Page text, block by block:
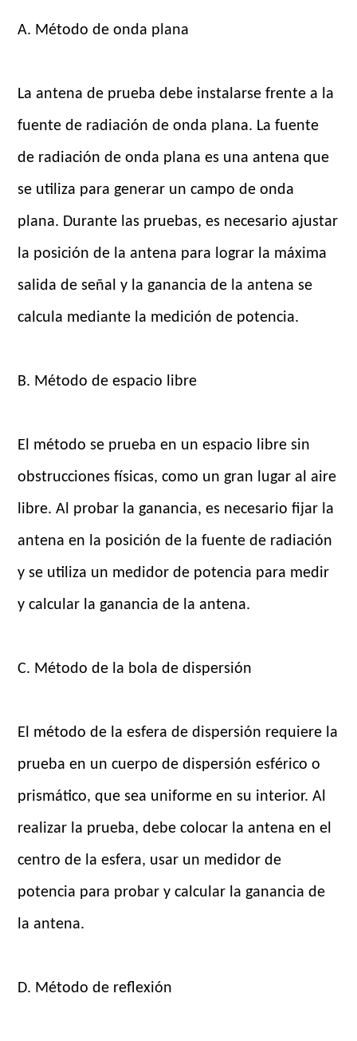
A. Método de onda plana
La antena de prueba debe instalarse frente a la
fuente de radiación de onda plana. La fuente
de radiación de onda plana es una antena que
se utiliza para generar un campo de onda
plana. Durante las pruebas, es necesario ajustar
la posición de la antena para lograr la máxima
salida de señal y la ganancia de la antena se
calcula mediante la medición de potencia.
B. Método de espacio libre
El método se prueba en un espacio libre sin
obstrucciones físicas, como un gran lugar al aire
libre. Al probar la ganancia, es necesario fijar la
antena en la posición de la fuente de radiación
y se utiliza un medidor de potencia para medir
y calcular la ganancia de la antena.
C. Método de la bola de dispersión
El método de la esfera de dispersión requiere la
prueba en un cuerpo de dispersión esférico o
prismático, que sea uniforme en su interior. Al
realizar la prueba, debe colocar la antena en el
centro de la esfera, usar un medidor de
potencia para probar y calcular la ganancia de
la antena.
D. Método de reflexión